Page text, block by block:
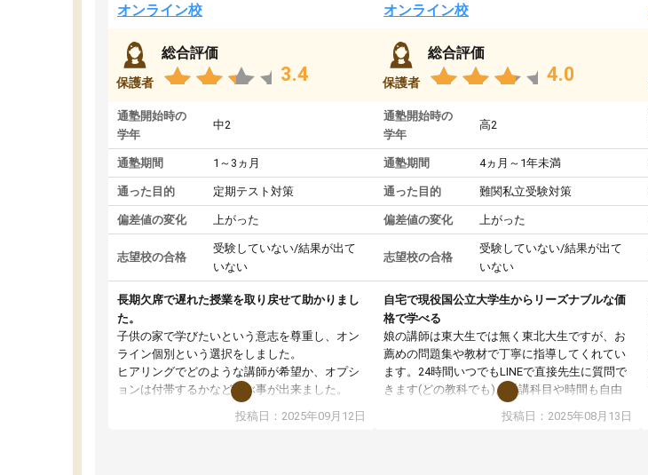
オンライン校
保護者
総合評価
3.4
通塾開始時の
学年
中2
通塾期間 1～3ヵ月
通った目的 定期テスト対策
偏差値の変化 上がった
志望校の合格
受験していない/結果が出て
いない
長期欠席で遅れた授業を取り戻せて助かりまし
た。
子供の家で学びたいという意志を尊重し、オン
ライン個別という選択をしました。
ヒアリングでどのような講師が希望か、オプシ
ョンは付帯するかなど選ぶ事が出来ました。
講師とのマッチング後講師との初回ミーティン
グを行い、その講師で良いか他の講師を希望す
投稿日：2025年09月12日
オンライン校
保護者
総合評価
4.0
通塾開始時の
学年
高2
通塾期間 4ヵ月～1年未満
通った目的 難関私立受験対策
偏差値の変化 上がった
志望校の合格
受験していない/結果が出て
いない
自宅で現役国公立大学生からリーズナブルな価
格で学べる
娘の講師は東大生では無く東北大生ですが、お
薦めの問題集や教材で丁寧に指導してくれてい
ます。24時間いつでもLINEで直接先生に質問で
きます(どの教科でも)。受講科目や時間も自由
に決めれるので、個人に合った勉強ができると
思います。カリキュラム相談みたいなのがあり
投稿日：2025年08月13日